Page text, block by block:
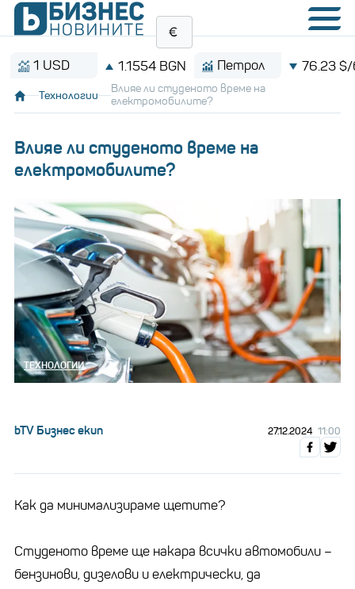
1.1554 BGN Петрол 76.23 $/барел
Технологии
Влияе ли студеното време на
електромобилите?
Влияе ли студеното време на
електромобилите?
ТЕХНОЛОГИИ
bTV Бизнес екип 27.12.2024 11:00
Как да минимализираме щетите?
Студеното време ще накара всички автомобили –
бензинови, дизелови и електрически, да